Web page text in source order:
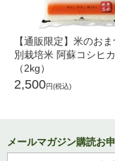
【通販限定】米のお
別栽培米 阿蘇コシヒ
（2kg）
2,500円(税込)
メールマガジン購読お